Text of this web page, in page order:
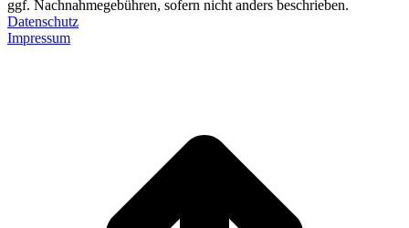
ggf. Nachnahmegebühren, sofern nicht anders beschrieben.
Datenschutz
Impressum